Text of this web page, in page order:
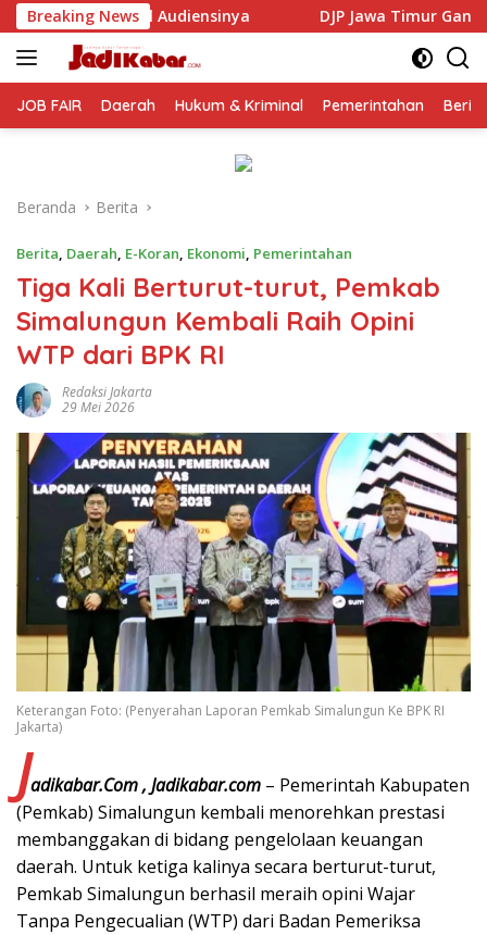
Langsung
ke
konten
Breaking NewsDJP Jawa Timur Gandeng GP Ansor Tingkatkan
JOB FAIR Daerah Hukum & Kriminal Pemerintahan
Beranda Berita
Berita, Daerah, E-Koran, Ekonomi, Pemerintahan
Tiga Kali Berturut-turut, Pemkab
Simalungun Kembali Raih Opini
WTP dari BPK RI
Redaksi Jakarta
29 Mei 2026
Keterangan Foto: (Penyerahan Laporan Pemkab Simalungun Ke BPK RI
Jakarta)
Jadikabar.Com , Jadikabar.com – Pemerintah Kabupaten
(Pemkab) Simalungun kembali menorehkan prestasi
membanggakan di bidang pengelolaan keuangan
daerah. Untuk ketiga kalinya secara berturut-turut,
Pemkab Simalungun berhasil meraih opini Wajar
Tanpa Pengecualian (WTP) dari Badan Pemeriksa